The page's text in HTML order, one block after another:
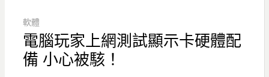
軟體
電腦玩家上網測試顯示卡硬體配
備 小心被駭！